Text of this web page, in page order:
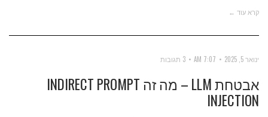
קרא עוד ←
ינואר 5, 2025 7:07 AM 3 תגובות
אבטחת LLM – מה זה INDIRECT PROMPT
INJECTION